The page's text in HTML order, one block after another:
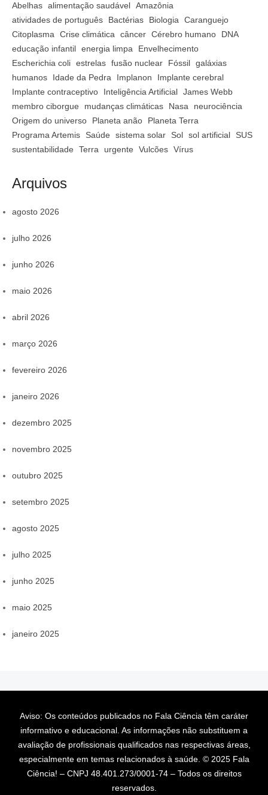
Abelhas alimentação saudável Amazônia
atividades de português
Bactérias Biologia
Caranguejo
Citoplasma
Crise climática câncer Cérebro humano
DNA
educação infantil energia limpa
Envelhecimento
Escherichia coli estrelas fusão nuclear Fóssil galáxias
humanos
Idade da Pedra Implanon
Implante cerebral
Implante contraceptivo
Inteligência Artificial James Webb
membro ciborgue
mudanças climáticas Nasa
neurociência
Origem do universo
Planeta anão
Planeta Terra
Programa Artemis
Saúde sistema solar Sol sol artificial
SUS
sustentabilidade
Terra urgente Vulcões Vírus
Arquivos
agosto 2026
julho 2026
junho 2026
maio 2026
abril 2026
março 2026
fevereiro 2026
janeiro 2026
dezembro 2025
novembro 2025
outubro 2025
setembro 2025
agosto 2025
julho 2025
junho 2025
maio 2025
janeiro 2025
Aviso: Os conteúdos publicados no Fala Ciência têm caráter
informativo e educacional. As informações não substituem a
avaliação de profissionais qualificados nas respectivas áreas,
especialmente em temas relacionados à saúde. © 2025 Fala
Ciência! – CNPJ 48.401.273/0001-74 – Todos os direitos
reservados.